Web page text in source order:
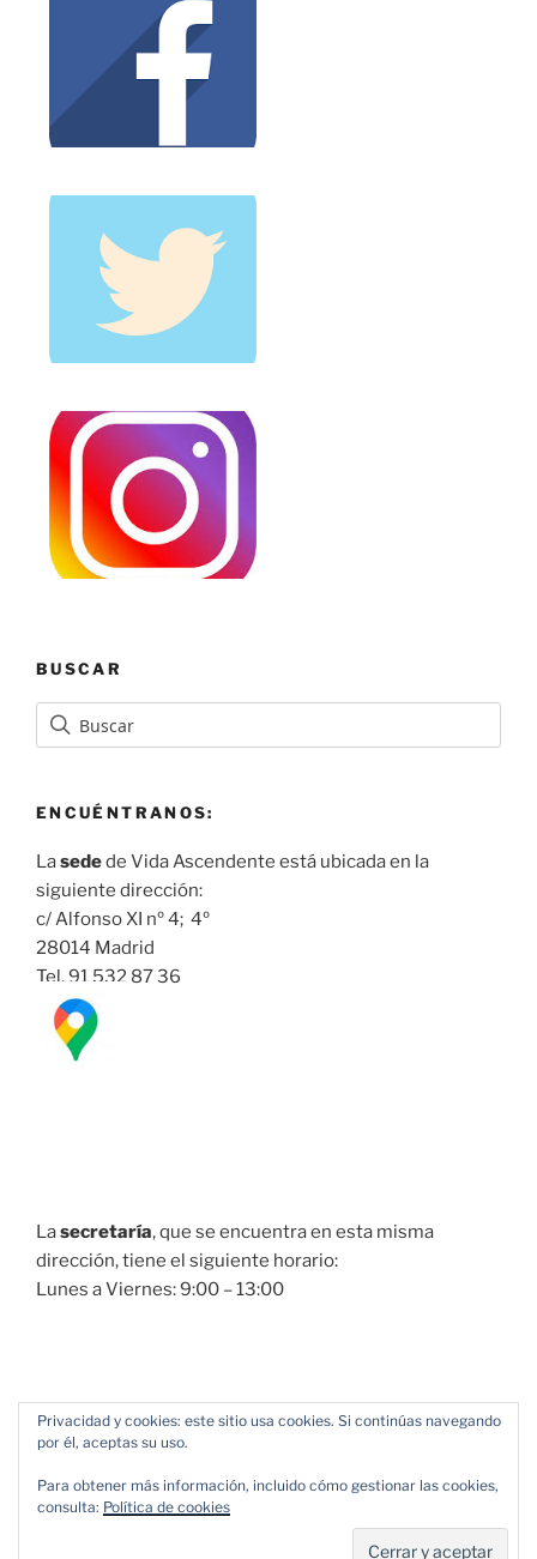
BUSCAR
ENCUÉNTRANOS:
Lasedede Vida Ascendente está ubicada en la
siguiente dirección:
c/ Alfonso XI nº 4; 4º
28014 Madrid
Tel. 91 532 87 36
Lasecretaría, que se encuentra en esta misma
dirección, tiene el siguiente horario:
Lunes a Viernes: 9:00 – 13:00
Funciona gracias a WordPress
Privacidad y cookies: este sitio usa cookies. Si continúas navegando
por él, aceptas su uso.
Para obtener más información, incluido cómo gestionar las cookies,
consulta: Política de cookies